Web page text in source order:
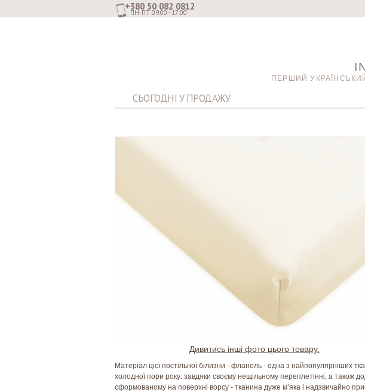
+380 50 082 0812
ПН-ПТ 09:00–17:00
ПЕРШИЙ
СЬОГОДНІ У ПРОДАЖУ
Дивитись інші фото цього товару.
Матеріал цієї постільної білизни - фланель - одна з найпопулярніших
холодної пори року: завдяки своєму нещільному переплетінні, а також
сформованому на поверхні ворсу - тканина дуже м’яка і надзвичайно